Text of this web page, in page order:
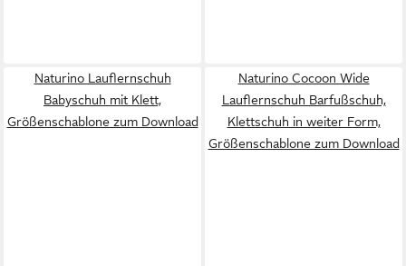
Naturino Lauflernschuh
Babyschuh mit Klett,
Größenschablone zum Download
Naturino Cocoon Wide
Lauflernschuh Barfußschuh,
Klettschuh in weiter Form,
Größenschablone zum Download